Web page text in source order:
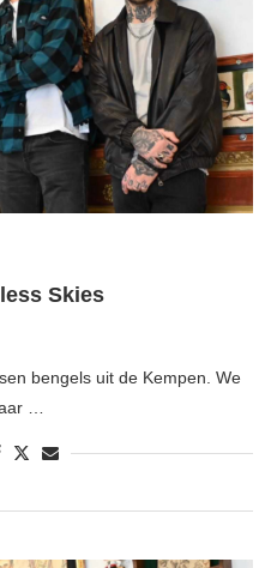
Skies
bengels uit de Kempen. We
…